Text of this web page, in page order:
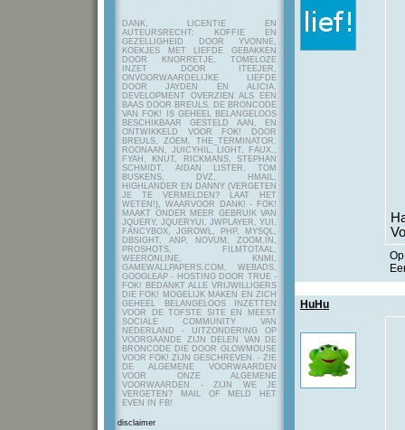
DANK, LICENTIE EN
AUTEURSRECHT: KOFFIE EN
GEZELLIGHEID DOOR YVONNE,
KOEKJES MET LIEFDE GEBAKKEN
DOOR KNORRETJE, TOMELOZE
INZET DOOR ITEEJER,
ONVOORWAARDELIJKE LIEFDE
DOOR JAYDEN EN ALICIA,
DEVELOPMENT OVERZIEN ALS EEN
BAAS DOOR BREULS. DE BRONCODE
VAN FOK! IS GEHEEL BELANGELOOS
BESCHIKBAAR GESTELD AAN, EN
ONTWIKKELD VOOR FOK! DOOR
BREULS, ZOEM, THE_TERMINATOR,
ROONAAN, JUICYHIL, LIGHT, FAUX.,
FYAH, KNUT, RICKMANS, STEPHAN
SCHMIDT, AIDAN LISTER, TOM
BUSKENS, DVZ, HMAIL,
HIGHLANDER EN DANNY (VERGETEN
JE TE VERMELDEN? LAAT HET
WETEN!), WAARVOOR DANK! - FOK!
MAAKT ONDER MEER GEBRUIK VAN
JQUERY, JQUERYUI, JWPLAYER, YUI,
FANCYBOX, JGROWL, PHP, MYSQL,
DBSIGHT, ANP, NOVUM, ZOOM.IN,
PROSHOTS, FILMTOTAAL,
WEERONLINE, KNMI,
GAMEWALLPAPERS.COM, WEBADS,
GOOGLEAP - HOSTING DOOR TRUE -
FOK! BEDANKT ALLE VRIJWILLIGERS
DIE FOK! MOGELIJK MAKEN EN ZICH
GEHEEL BELANGELOOS INZETTEN
VOOR DE TOFSTE SITE EN MEEST
SOCIALE COMMUNITY VAN
NEDERLAND - UITZONDERING OP
VOORGAANDE ZIJN DELEN VAN DE
BRONCODE DIE DOOR GLOWMOUSE
VOOR FOK! ZIJN GESCHREVEN. - ZIE
DE ALGEMENE VOORWAARDEN
VOOR ONZE ALGEMENE
VOORWAARDEN - ZIJN WE JE
VERGETEN? MAIL OF MELD HET
EVEN IN FB!
disclaimer
HuHu